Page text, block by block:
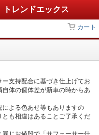
レンドエックス
カート
支持配合に基づき仕上げてお
体の個体差が新車の時からあ
よる色あせ等もありますの
も相違はあることご了承くだ